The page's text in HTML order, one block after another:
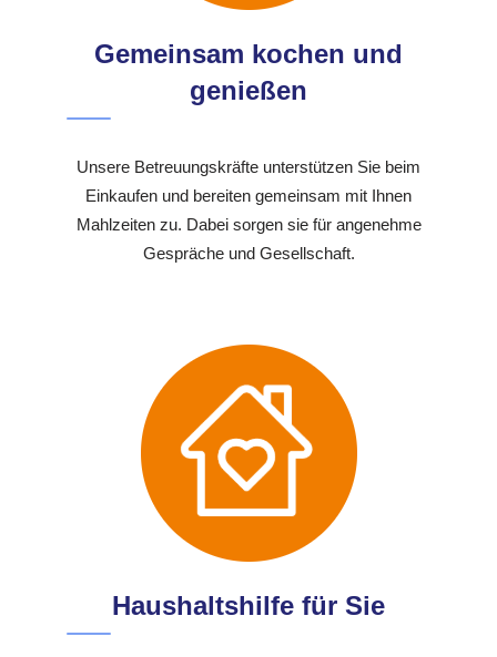
Gemeinsam kochen und
genießen
Unsere Betreuungskräfte unterstützen Sie beim
Einkaufen und bereiten gemeinsam mit Ihnen
Mahlzeiten zu. Dabei sorgen sie für angenehme
Gespräche und Gesellschaft.
Haushaltshilfe für Sie